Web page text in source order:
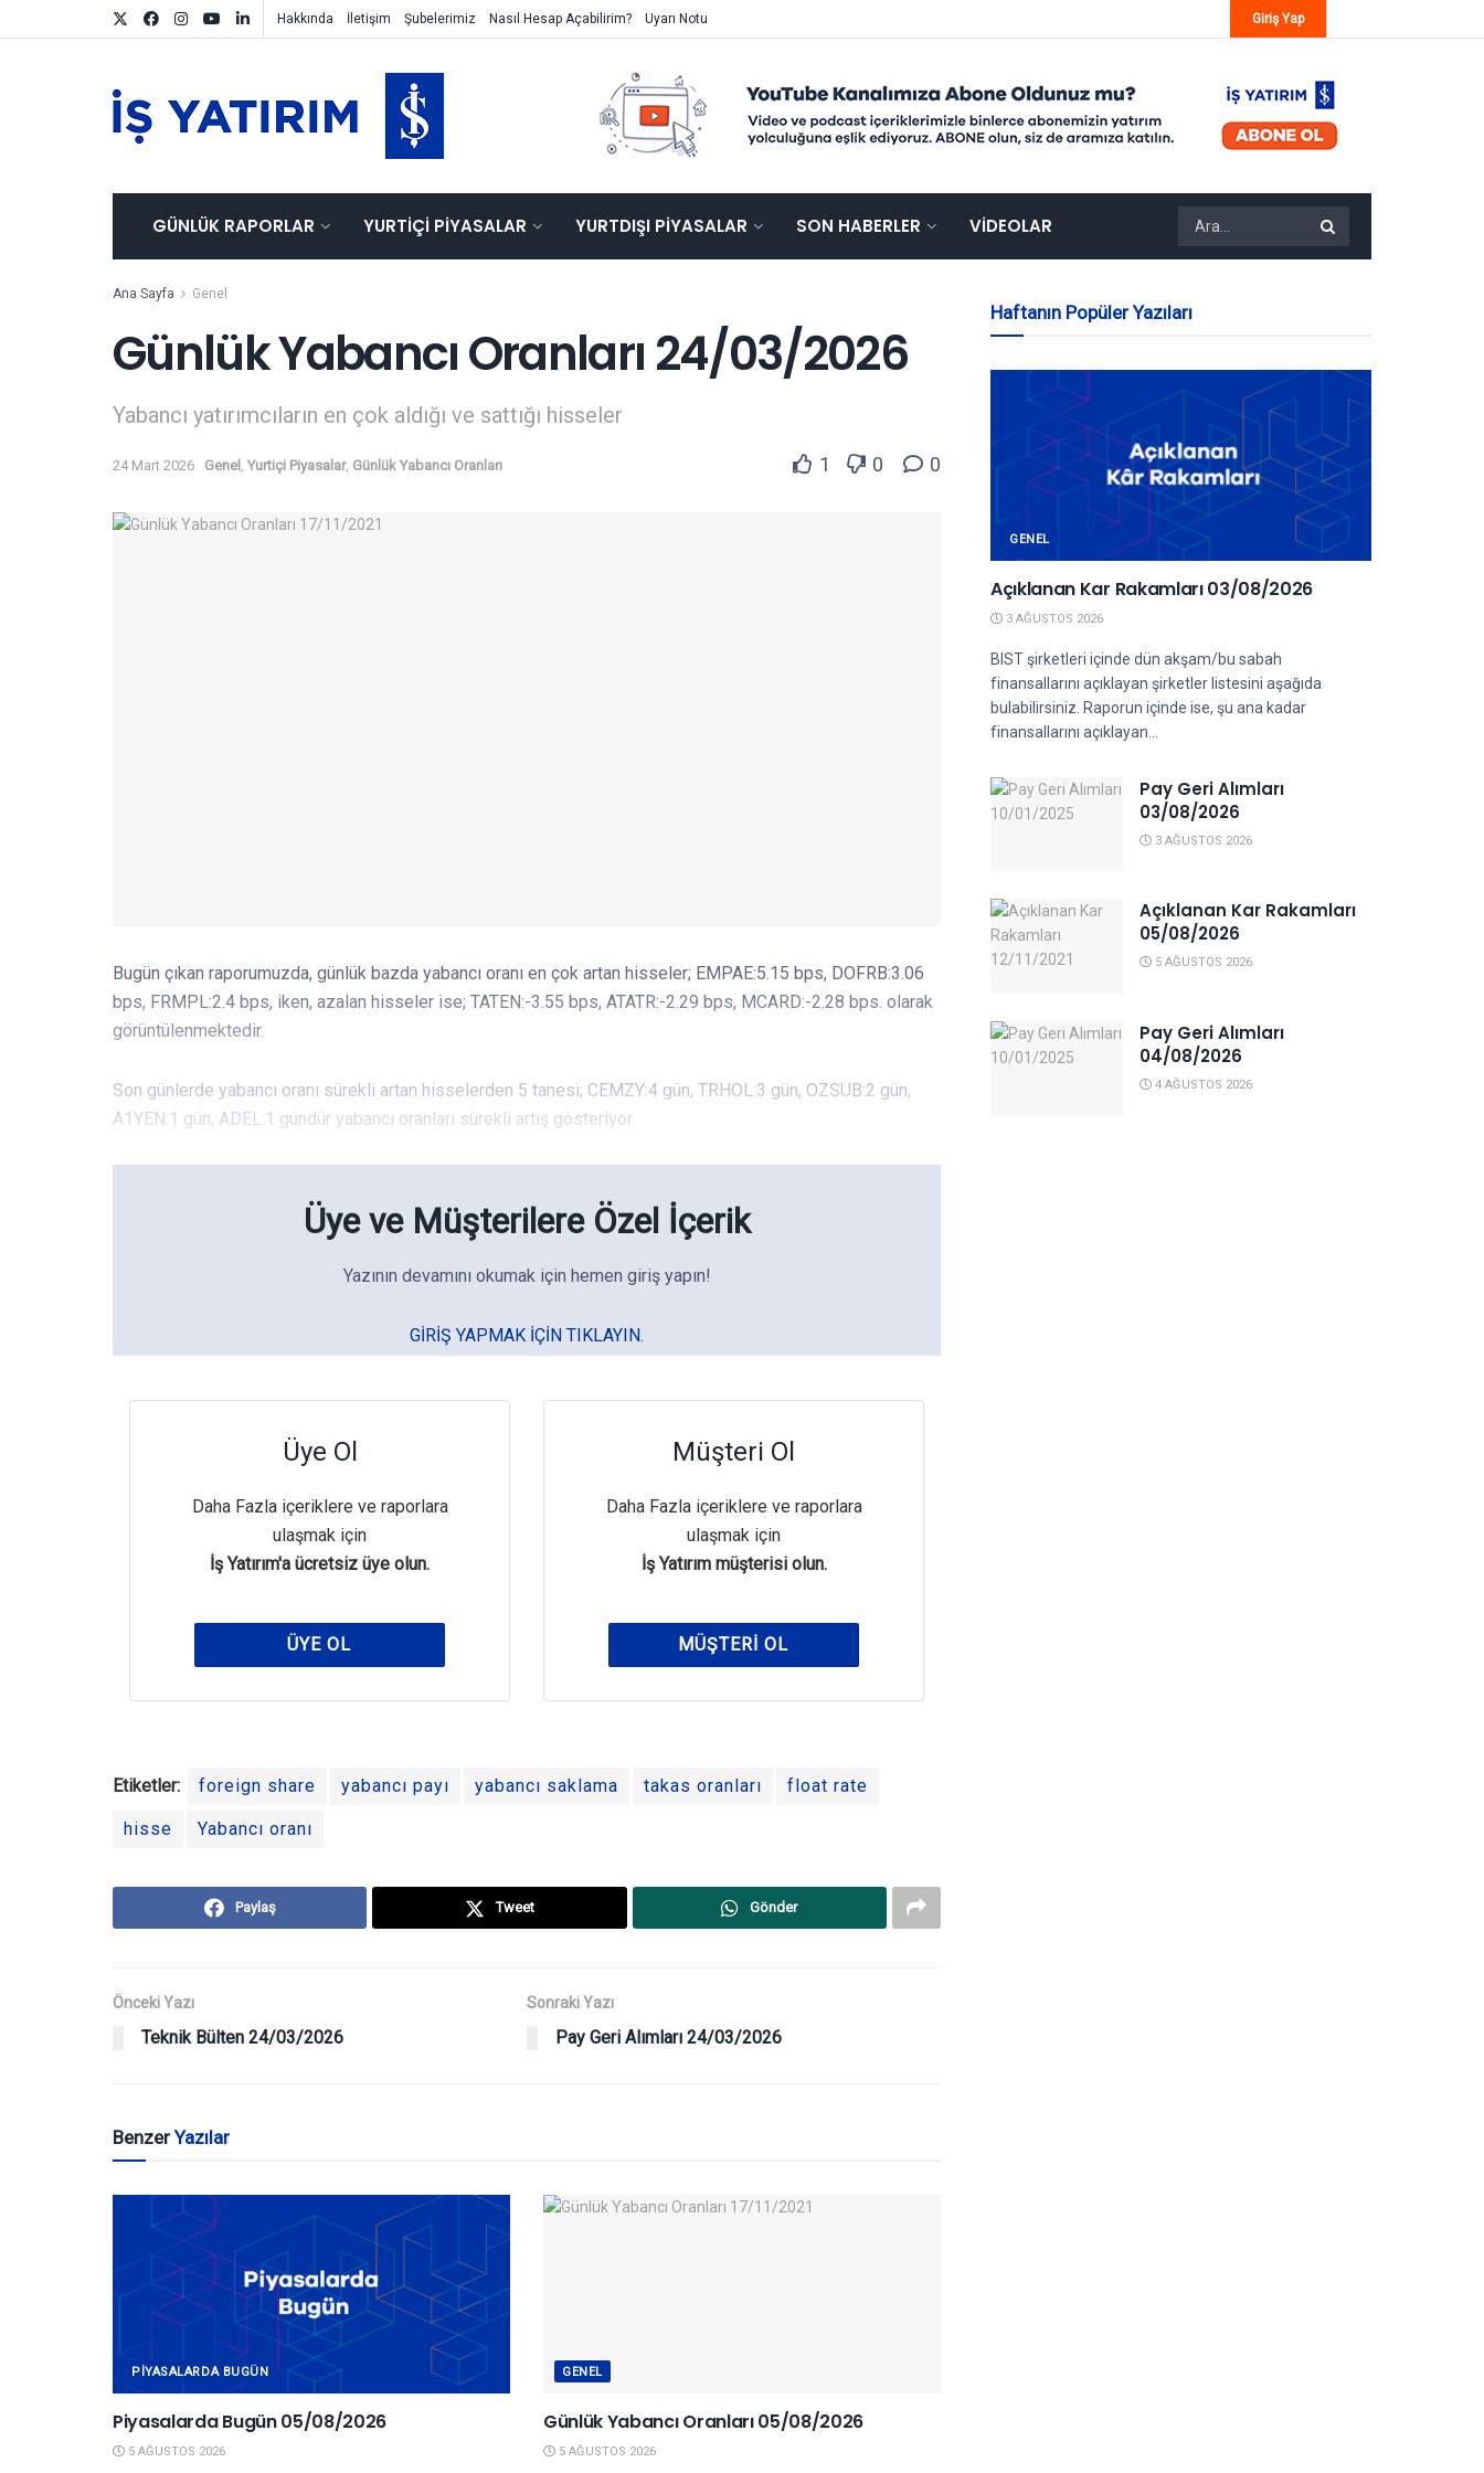
Hakkında İletişim Şubelerimiz Nasıl Hesap Açabilirim? Uyarı Notu Giriş Yap
GÜNLÜK RAPORLAR YURTIÇI PIYASALAR YURTDIŞI PIYASALAR SON HABERLER VIDEOLAR
Ana Sayfa Genel
Günlük Yabancı Oranları 24/03/2026
Yabancı yatırımcıların en çok aldığı ve sattığı hisseler
24 Mart 2026 Genel Yurtiçi Piyasalar, Günlük Yabancı Oranları 1 0 0
Bugün çıkan raporumuzda, günlük bazda yabancı oranı en çok artan hisseler; EMPAE:5.15 bps, DOFRB:3.06
bps, FRMPL:2.4 bps, iken, azalan hisseler ise; TATEN:-3.55 bps, ATATR:-2.29 bps, MCARD:-2.28 bps. olarak
görüntülenmektedir.
Son günlerde yabancı oranı sürekli artan hisselerden 5 tanesi; CEMZY:4 gün, TRHOL:3 gün, OZSUB:2 gün,
A1YEN:1 gün, ADEL:1 gündür yabancı oranları sürekli artış gösteriyor.
Üye ve Müşterilere Özel İçerik
Yazının devamını okumak için hemen giriş yapın!
GIRIŞ YAPMAK IÇIN TIKLAYIN.
Üye Ol
Daha Fazla içeriklere ve raporlara
ulaşmak için
İş Yatırım'a ücretsiz üye olun.
ÜYE OL
Müşteri Ol
Daha Fazla içeriklere ve raporlara
ulaşmak için
İş Yatırım müşterisi olun.
MÜŞTERI OL
Etiketler: foreign share yabancı payı yabancı saklama takas oranları float rate
hisse Yabancı oranı
Paylaş Tweet Gönder
Önceki Yazı
Teknik Bülten 24/03/2026
Sonraki Yazı
Pay Geri Alımları 24/03/2026
BenzerYazılar
PIYASALARDA BUGÜN
Piyasalarda Bugün 05/08/2026
5 AĞUSTOS 2026
GENEL
Günlük Yabancı Oranları 05/08/2026
5 AĞUSTOS 2026
Haftanın Popüler Yazıları
GENEL
Açıklanan Kar Rakamları 03/08/2026
3 AĞUSTOS 2026
BIST şirketleri içinde dün akşam/bu sabah
finansallarını açıklayan şirketler listesini aşağıda
bulabilirsiniz. Raporun içinde ise, şu ana kadar
finansallarını açıklayan...
Pay Geri Alımları
03/08/2026
3 AĞUSTOS 2026
Açıklanan Kar Rakamları
05/08/2026
5 AĞUSTOS 2026
Pay Geri Alımları
04/08/2026
4 AĞUSTOS 2026